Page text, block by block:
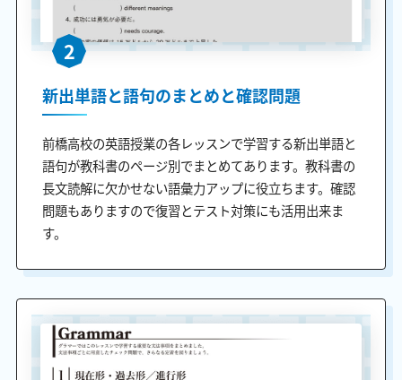
2
新出単語と語句のまとめと確認問題
前橋高校の英語授業の各レッスンで学習する新出単語と
語句が教科書のページ別でまとめてあります。教科書の
長文読解に欠かせない語彙力アップに役立ちます。確認
問題もありますので復習とテスト対策にも活用出来ま
す。